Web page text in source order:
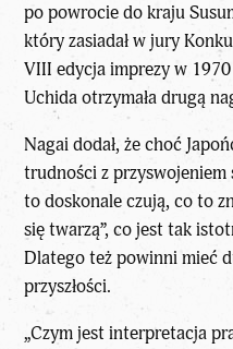
po powrocie do kraju
który zasiadał w jury
VIII edycja imprezy w
Uchida otrzymała drugą
Nagai dodał, że choć
trudności z przyswojeniem
to doskonale czują, co to
się twarzą”, co jest tak
Dlatego też powinni mieć
przyszłości.
„Czym jest interpretacja